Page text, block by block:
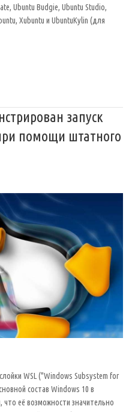
Ubuntu Budgie, Ubuntu Studio,
Xubuntu и UbuntuKylin (для
запуск
помощи штатного
WSL ("Windows Subsystem for
состав Windows 10 в
что её возможности значительно